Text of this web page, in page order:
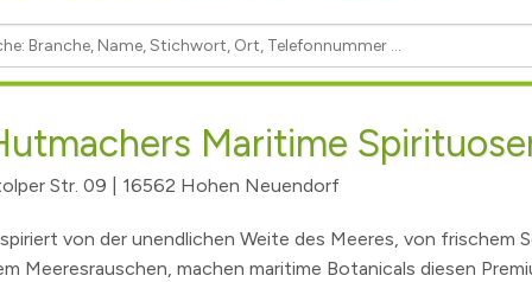
SVV und Ausschüsse - Liveübertragung und
Bundestagswahl 2025
Landtagswahlen 2024
Kommunalwahlen und Europawahl 2024
Landratswahl 2021
Hohen Neuendorf Podcast.
Wichtige Telefon- und Notrufnummern
GEOPortal
Geoportal Direkt
Infrastrukturknoten
Schiedsstelle
Abfallentsorgung
Kinder- & Jugendbeteiligung
Spielplätze
Volkshochschule
(Schul)Sozialarbeit
Offene Kinder- und
Maritime
Str. 09 | 16562 Hohen Neuendorf
von der unendlichen Weite des Meeres, von frischem
Meeresrauschen, machen maritime Botanicals diesen